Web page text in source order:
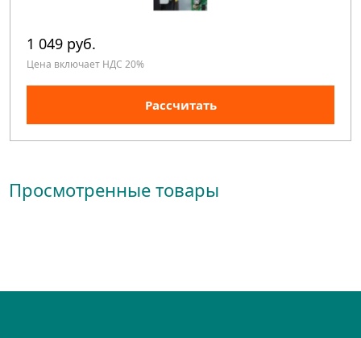
1 049 руб.
Цена включает НДС 20%
Рассчитать
Просмотренные товары